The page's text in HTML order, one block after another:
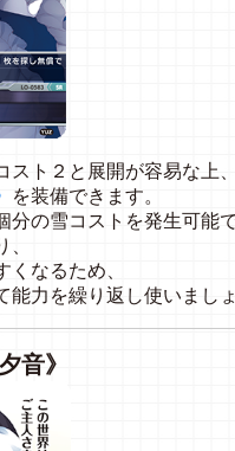
スト２と展開が容易な上
を装備できます。
分の雪コストを発生可能
なるため、
能力を繰り返し使いまし
音》